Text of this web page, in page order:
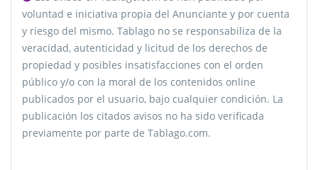
voluntad e iniciativa propia del Anunciante y por cuenta
y riesgo del mismo. Tablago no se responsabiliza de la
veracidad, autenticidad y licitud de los derechos de
propiedad y posibles insatisfacciones con el orden
público y/o con la moral de los contenidos online
publicados por el usuario, bajo cualquier condición. La
publicación los citados avisos no ha sido verificada
previamente por parte de Tablago.com.